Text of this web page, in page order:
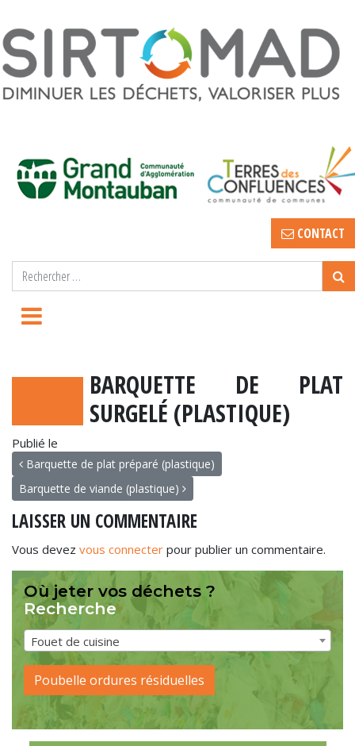
CONTACT
BARQUETTE DE PLAT
SURGELÉ (PLASTIQUE)
Publié le
NAVIGATION
Barquette de plat préparé (plastique)
Barquette de viande (plastique)
LAISSER UN COMMENTAIRE
Vous devez vous connecter pour publier un commentaire.
Où jeter vos déchets ?
Recherche
Fouet de cuisine
Poubelle ordures résiduelles